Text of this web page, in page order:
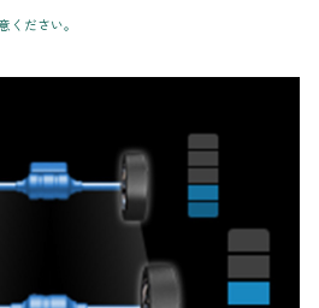
ください。